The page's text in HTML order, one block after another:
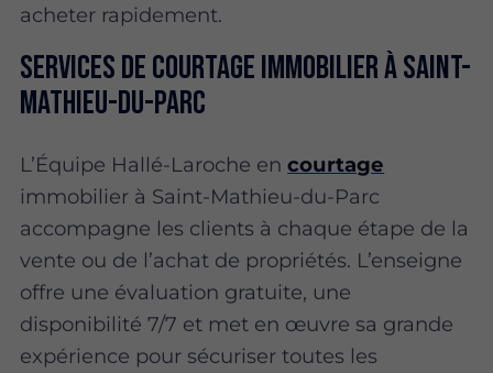
acheter rapidement.
Services de courtage immobilier à Saint-
Mathieu-du-Parc
L’Équipe Hallé-Laroche encourtage
immobilier à Saint-Mathieu-du-Parc
accompagne les clients à chaque étape de la
vente ou de l’achat de propriétés. L’enseigne
offre une évaluation gratuite, une
disponibilité 7/7 et met en œuvre sa grande
expérience pour sécuriser toutes les